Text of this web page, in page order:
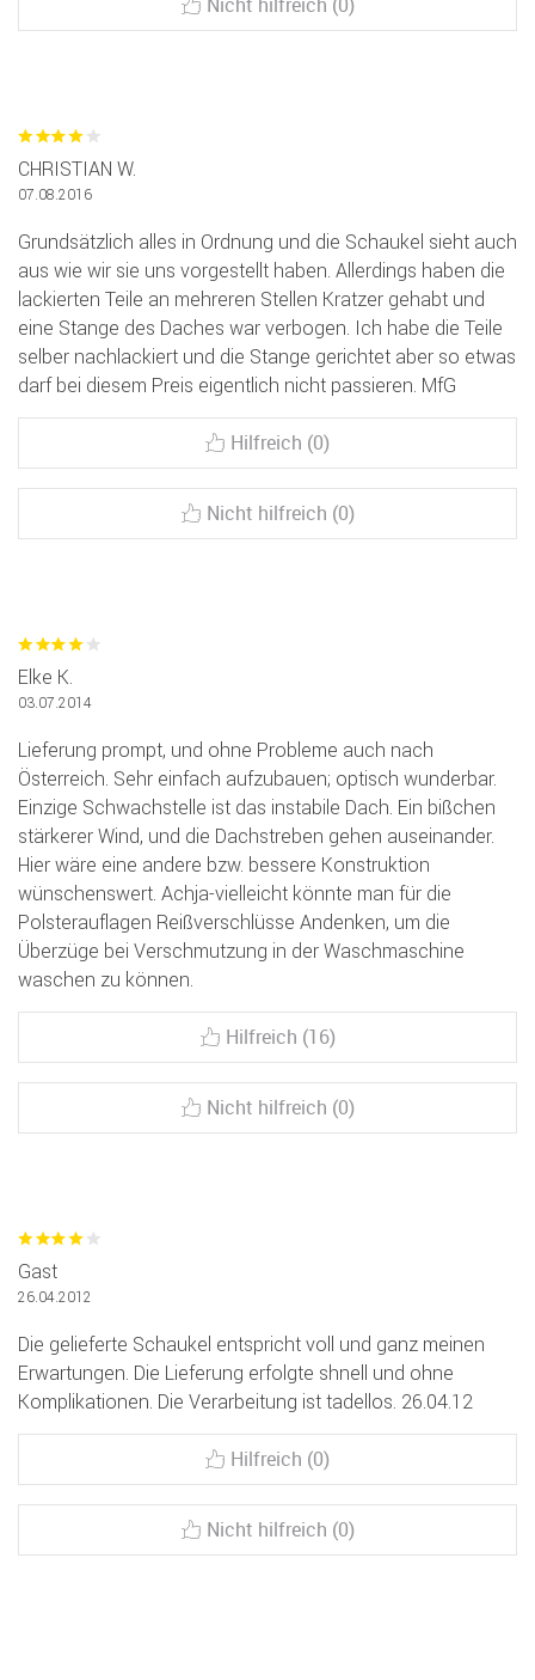
CHRISTIAN W.
07.08.2016
Grundsätzlich alles in Ordnung und die Schaukel sieht auch
aus wie wir sie uns vorgestellt haben. Allerdings haben die
lackierten Teile an mehreren Stellen Kratzer gehabt und
eine Stange des Daches war verbogen. Ich habe die Teile
selber nachlackiert und die Stange gerichtet aber so etwas
darf bei diesem Preis eigentlich nicht passieren. MfG
Hilfreich (0)
Nicht hilfreich (0)
Elke K.
03.07.2014
Lieferung prompt, und ohne Probleme auch nach
Österreich. Sehr einfach aufzubauen; optisch wunderbar.
Einzige Schwachstelle ist das instabile Dach. Ein bißchen
stärkerer Wind, und die Dachstreben gehen auseinander.
Hier wäre eine andere bzw. bessere Konstruktion
wünschenswert. Achja-vielleicht könnte man für die
Polsterauflagen Reißverschlüsse Andenken, um die
Überzüge bei Verschmutzung in der Waschmaschine
waschen zu können.
Hilfreich (16)
Nicht hilfreich (0)
Gast
26.04.2012
Die gelieferte Schaukel entspricht voll und ganz meinen
Erwartungen. Die Lieferung erfolgte shnell und ohne
Komplikationen. Die Verarbeitung ist tadellos. 26.04.12
Hilfreich (0)
Nicht hilfreich (0)